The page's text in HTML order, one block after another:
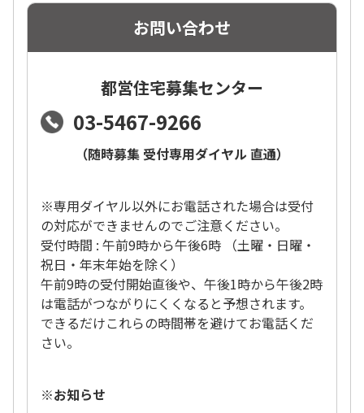
お問い合わせ
都営住宅募集センター
03-5467-9266
（随時募集 受付専用ダイヤル 直通）
※専用ダイヤル以外にお電話された場合は受付
の対応ができませんのでご注意ください。
受付時間 : 午前9時から午後6時 （土曜・日曜・
祝日・年末年始を除く）
午前9時の受付開始直後や、午後1時から午後2時
は電話がつながりにくくなると予想されます。
できるだけこれらの時間帯を避けてお電話くだ
さい。
※お知らせ